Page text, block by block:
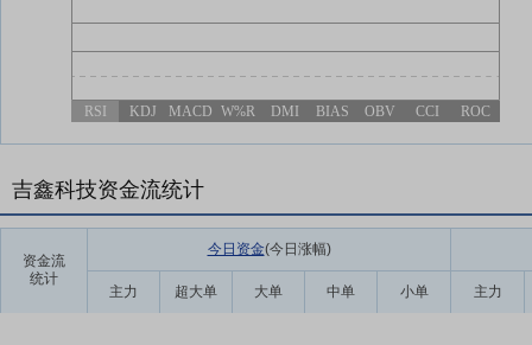
RSI KDJ MACD W%R DMI BIAS OBV CCI ROC
吉鑫科技资金流统计
资金流
统计
今日资金(今日涨幅)
主力 超大单 大单 中单 小单 主力